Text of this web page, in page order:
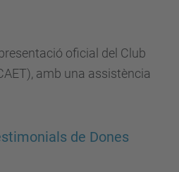
oficial del Club
amb una assistència
de Dones